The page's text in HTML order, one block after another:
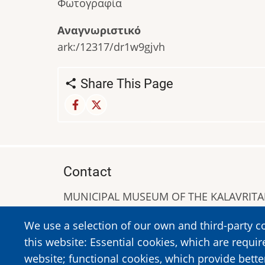
Αναγνωριστικό
ark:/12317/dr1w9gjvh
Share This Page
We use a selection of our own and third-party
this website: Essential cookies, which are
website; functional cookies, which provide
Contact
MUNICIPAL MUSEUM OF THE
Tel:+302692023646,+302692360220
https://www.dmko.gr || info@dmko.gr